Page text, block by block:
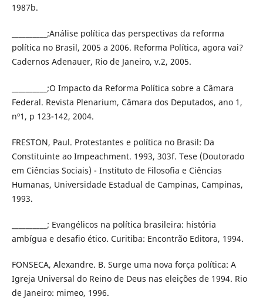
1987b.
__________;Análise política das perspectivas da reforma
política no Brasil, 2005 a 2006. Reforma Política, agora vai?
Cadernos Adenauer, Rio de Janeiro, v.2, 2005.
__________;O Impacto da Reforma Política sobre a Câmara
Federal. Revista Plenarium, Câmara dos Deputados, ano 1,
nº1, p 123-142, 2004.
FRESTON, Paul. Protestantes e política no Brasil: Da
Constituinte ao Impeachment. 1993, 303f. Tese (Doutorado
em Ciências Sociais) - Instituto de Filosofia e Ciências
Humanas, Universidade Estadual de Campinas, Campinas,
1993.
__________; Evangélicos na política brasileira: história
ambígua e desafio ético. Curitiba: Encontrão Editora, 1994.
FONSECA, Alexandre. B. Surge uma nova força política: A
Igreja Universal do Reino de Deus nas eleições de 1994. Rio
de Janeiro: mimeo, 1996.